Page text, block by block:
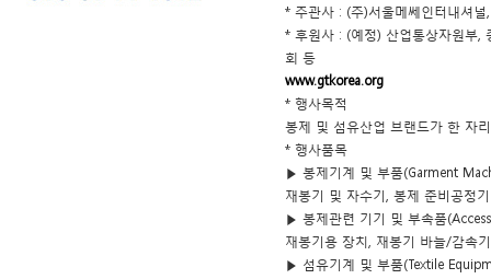
* 주관사 : (주)서울메쎄인터내셔
* 후원사 : (예정) 산업통상자원부,
회 등
www.gtkorea.org
* 행사목적
봉제 및 섬유산업 브랜드가 한 자
* 행사품목
▶ 봉제기계 및 부품(Garment
재봉기 및 자수기, 봉제 준비공정
▶ 봉제관련 기기 및 부속품
재봉기용 장치, 재봉기 바늘/감속
▶ 섬유기계 및 부품(Textile